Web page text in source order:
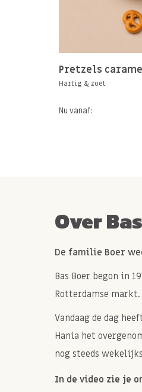
Allergie
Bevat NOTEN,
Pretzels
Hartig & zoet
Nu vanaf:
Over
De familie Boer
Bas Boer begon in
Rotterdamse markt.
Vandaag de dag
Hania het
nog steeds
In de video zie je